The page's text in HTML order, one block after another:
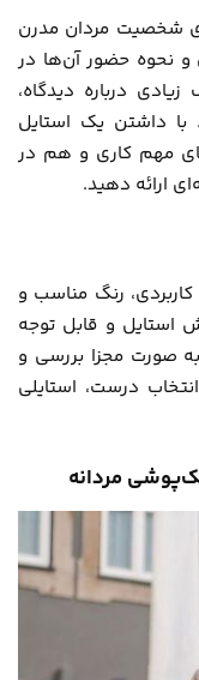
شخصیت مردان مدرن
و نحوه حضور آن‌ها در
درباره دیدگاه،
داشتن یک استایل
مهم کاری و هم در
ارائه دهید.
رنگ مناسب و
و قابل توجه
صورت مجزا بررسی و
درست، استایلی